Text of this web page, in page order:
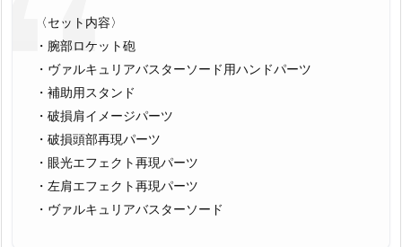
〈セット内容〉
・腕部ロケット砲
・ヴァルキュリアバスターソード用ハンドパーツ
・補助用スタンド
・破損肩イメージパーツ
・破損頭部再現パーツ
・眼光エフェクト再現パーツ
・左肩エフェクト再現パーツ
・ヴァルキュリアバスターソード